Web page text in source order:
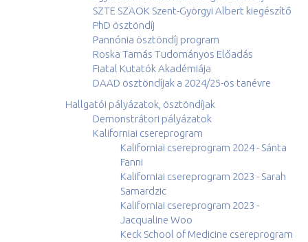
SZTE SZAOK Szent-Györgyi Albert kiegészítő
PhD ösztöndíj
Pannónia ösztöndíj program
Roska Tamás Tudományos Előadás
Fiatal Kutatók Akadémiája
DAAD ösztöndíjak a 2024/25-ös tanévre
Hallgatói pályázatok, ösztöndíjak
Demonstrátori pályázatok
Kaliforniai csereprogram
Kaliforniai csereprogram 2024 - Sánta
Fanni
Kaliforniai csereprogram 2023 - Sarah
Samardzic
Kaliforniai csereprogram 2023 -
Jacqualine Woo
Keck School of Medicine csereprogram